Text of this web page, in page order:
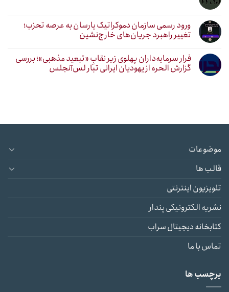
ورود رسمی سازمان دموکراتیک یارسان به عرصه تحزب؛
تغییر راهبرد جریان‌های خارج‌نشین
فرار سرمایه‌داران پهلوی زیر نقابِ «تبعید مذهبی»؛ بررسی
گزارش الحره از یهودیان ایرانی تبار لس‌آنجلس
موضوعات
قالب ها
تلویزیون اینترنتی
نشریه الکترونیکی پندار
کتابخانه دیجیتال سراب
تماس با ما
برچسب ها